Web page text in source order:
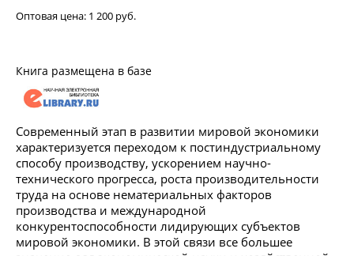
Оптовая цена: 1 200 руб.
Книга размещена в базе
Современный этап в развитии мировой экономики
характеризуется переходом к постиндустриальному
способу производству, ускорением научно-
технического прогресса, роста производительности
труда на основе нематериальных факторов
производства и международной
конкурентоспособности лидирующих субъектов
мировой экономики. В этой связи все большее